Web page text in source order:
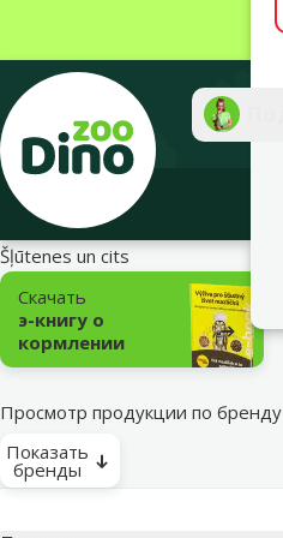
Šļūtenes un cits
Подкатегория
Скачать
э-книгу о
кормлении
Просмотр продукции по бренду
Показать
бренды